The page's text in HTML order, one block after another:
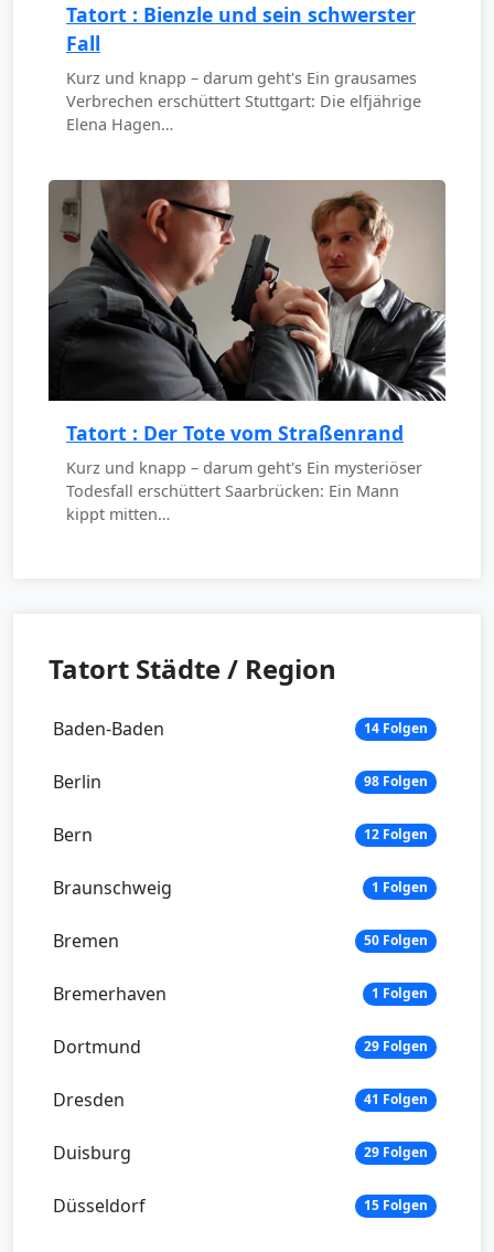
Tatort : Bienzle und sein schwerster
Fall
Kurz und knapp – darum geht's Ein grausames
Verbrechen erschüttert Stuttgart: Die elfjährige
Elena Hagen…
Tatort : Der Tote vom Straßenrand
Kurz und knapp – darum geht's Ein mysteriöser
Todesfall erschüttert Saarbrücken: Ein Mann
kippt mitten…
Tatort Städte / Region
Baden-Baden 14 Folgen
Berlin 98 Folgen
Bern 12 Folgen
Braunschweig 1 Folgen
Bremen 50 Folgen
Bremerhaven 1 Folgen
Dortmund 29 Folgen
Dresden 41 Folgen
Duisburg 29 Folgen
Düsseldorf 15 Folgen